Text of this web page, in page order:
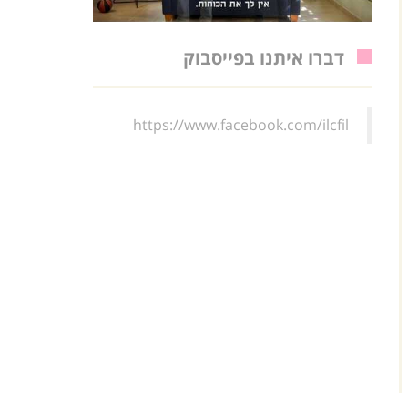
דברו איתנו בפייסבוק
https://www.facebook.com/ilcfil